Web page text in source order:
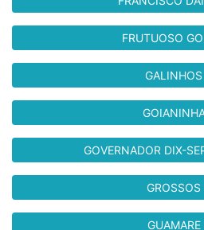
FRUTUOSO
GOVERNADOR DIX-
GROSSOS
GUAMARE